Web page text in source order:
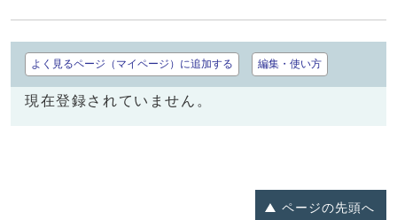
よく見るページ（マイページ）に追加する 編集・使い方
現在登録されていません。
ページの先頭へ